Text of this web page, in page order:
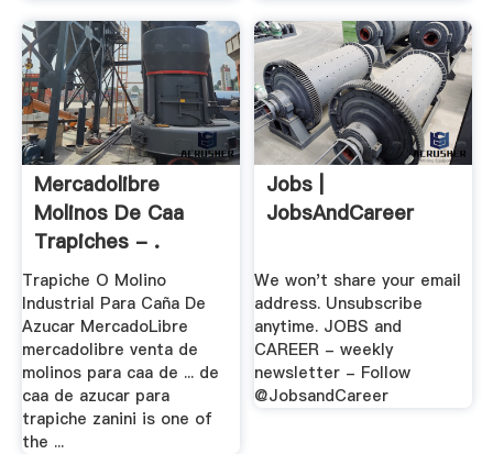
Mercadolibre
Molinos De Caa
Trapiches - .
Trapiche O Molino
Industrial Para Caña De
Azucar MercadoLibre
mercadolibre venta de
molinos para caa de ... de
caa de azucar para
trapiche zanini is one of
the ...
Jobs |
JobsAndCareer
We won't share your email
address. Unsubscribe
anytime. JOBS and
CAREER - weekly
newsletter - Follow
@JobsandCareer